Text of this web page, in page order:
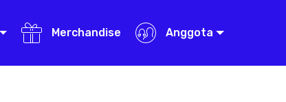
Merchandise Anggota